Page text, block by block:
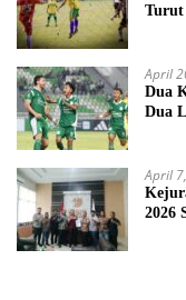
Turut
April
Dua
Dua
April
2026